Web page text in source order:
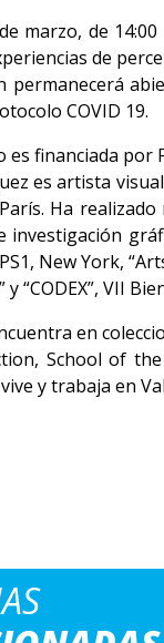
marzo, de
de
permanecerá
COVID 19.
es financiada por
es artista
Ha
investigación
New York,
y “CODEX”, VII
en
School of
y trabaja en